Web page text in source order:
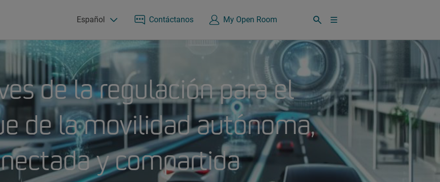
Español Contáctanos My Open Room
de la regulación para el
de la movilidad autónoma,
y compartida